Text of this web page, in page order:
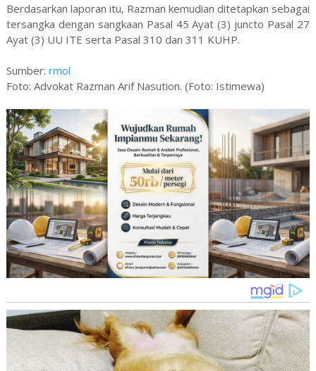
Berdasarkan laporan itu, Razman kemudian ditetapkan sebagai
tersangka dengan sangkaan Pasal 45 Ayat (3) juncto Pasal 27
Ayat (3) UU ITE serta Pasal 310 dan 311 KUHP.
Sumber: rmol
Foto: Advokat Razman Arif Nasution. (Foto: Istimewa)